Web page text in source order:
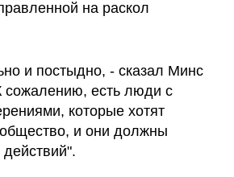
на раскол
и постыдно, - сказал Минс
сожалению, есть люди с
которые хотят
и они должны